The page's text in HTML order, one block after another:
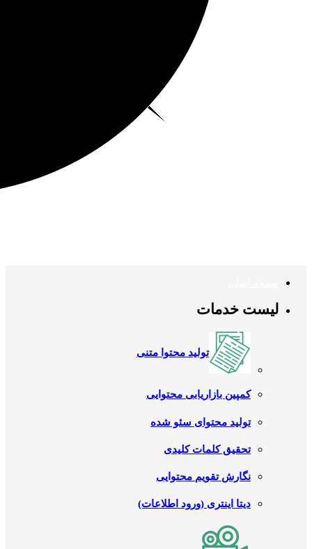
لیست خدمات
تولید محتوا متنی
کمپین بازاریابی محتوایی
تولید محتوای سئو شده
تحقیق کلمات کلیدی
نگارش تقویم محتوایی
دیتا اینتری (ورود اطلاعات)